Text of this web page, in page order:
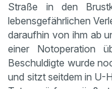
Straße in den
lebensgefährlichen
daraufhin von ihm ab
einer Notoperation
Beschuldigte wurde
und sitzt seitdem in U-